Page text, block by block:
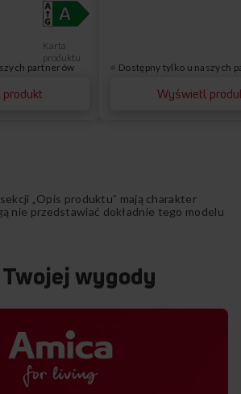
partnerów
Karta
produktu
Dostępny tylko u naszych
Wyświetl
„Opis produktu” mają charakter
nie przedstawiać dokładnie tego modelu
Twojej wygody